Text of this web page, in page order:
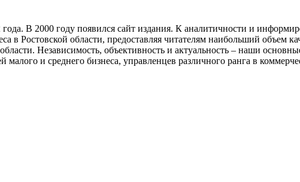
В 2000 году появился сайт издания. К аналитичности и
в Ростовской области, предоставляя читателям наибольший объем
Независимость, объективность и актуальность – наши
и среднего бизнеса, управленцев различного ранга в